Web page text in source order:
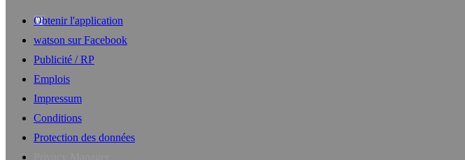
Obtenir l'application
watson sur Facebook
Publicité / RP
Emplois
Impressum
Conditions
Protection des données